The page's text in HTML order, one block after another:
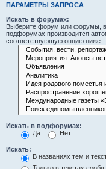
ПАРАМЕТРЫ ЗАПРОСА
Искать в форумах:
Выберите форум или форумы, в
подфорумах производится
соответствующую опцию ниже.
Искать в подфорумах:
Да
Нет
Искать:
В названиях тем и